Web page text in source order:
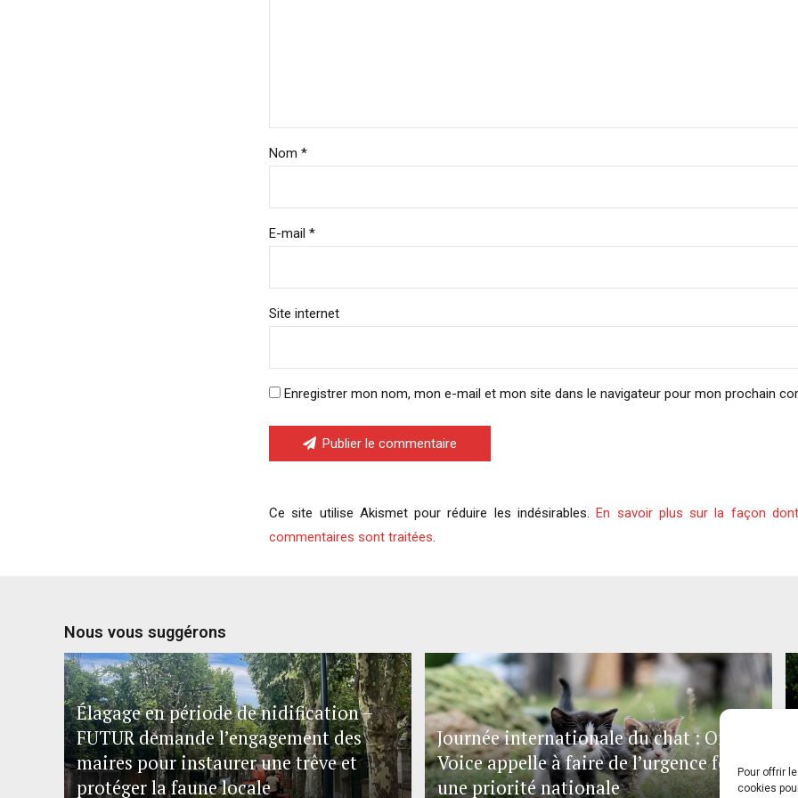
Pour offrir
cookies
Nom *
E-mail *
Site internet
Enregistrer mon nom, mon e-mail et mon site dans le navigateur pour mon prochain
Publier le commentaire
Ce site utilise Akismet pour réduire les indésirables.En savoir plus sur la façon
commentaires sont traitées.
Nous vous suggérons
Élagage en période de nidification –
FUTUR demande l’engagement des
maires pour instaurer une trêve et
protéger la faune locale
Journée internationale du chat : One
Voice appelle à faire de l’urgence féline
une priorité nationale